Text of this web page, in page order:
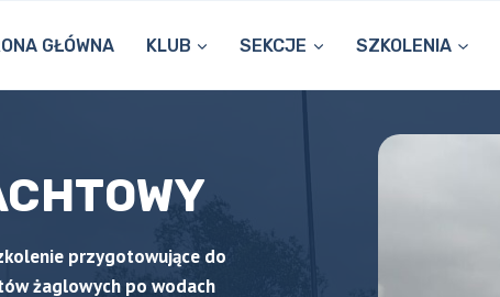
GŁÓWNA KLUB SEKCJE SZKOLENIA
przygotowujące do
żaglowych po wodach